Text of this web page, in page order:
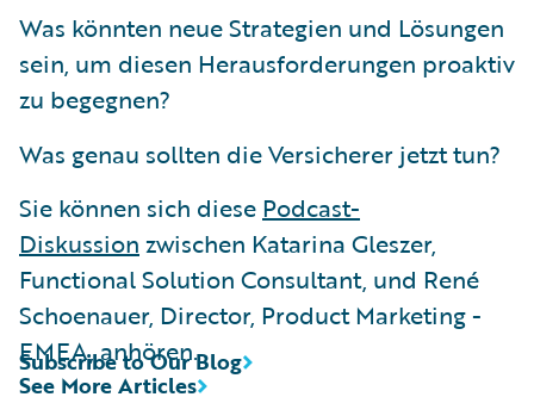
Was könnten neue Strategien und Lösungen
sein, um diesen Herausforderungen proaktiv
zu begegnen?
Was genau sollten die Versicherer jetzt tun?
Sie können sich diese Podcast-
Diskussion zwischen Katarina Gleszer,
Functional Solution Consultant, und René
Schoenauer, Director, Product Marketing -
EMEA, anhören.
See More Articles
Subscribe to Our Blog